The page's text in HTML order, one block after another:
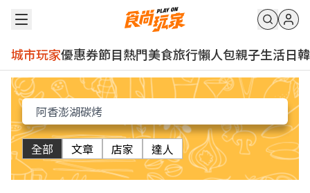
城市玩家優惠券節目熱門美食旅行懶人包親子生活日韓
全部 文章 店家 達人